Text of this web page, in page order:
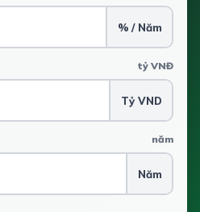
% / Năm
tỷ VNĐ
Tỷ VND
năm
Năm